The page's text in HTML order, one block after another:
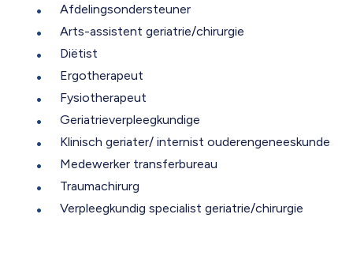
Afdelingsondersteuner
Arts-assistent geriatrie/chirurgie
Diëtist
Ergotherapeut
Fysiotherapeut
Geriatrieverpleegkundige
Klinisch geriater/ internist ouderengeneeskunde
Medewerker transferbureau
Traumachirurg
Verpleegkundig specialist geriatrie/chirurgie